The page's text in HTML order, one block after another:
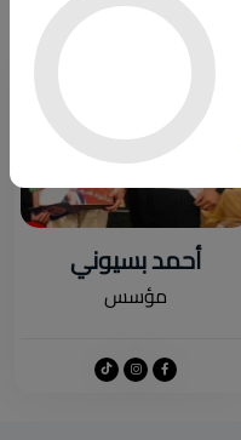
أحمد بسيوني
مؤسس